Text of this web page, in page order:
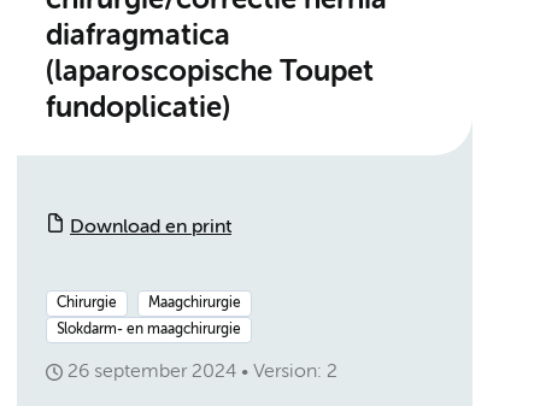
diafragmatica
(laparoscopische Toupet
fundoplicatie)
Download en print
Chirurgie
Maagchirurgie
Slokdarm- en maagchirurgie
26 september 2024 Version: 2